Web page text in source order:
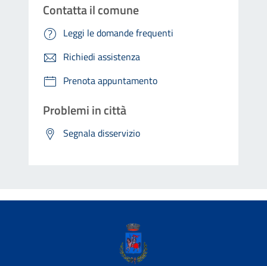
Contatta il comune
Leggi le domande frequenti
Richiedi assistenza
Prenota appuntamento
Problemi in città
Segnala disservizio